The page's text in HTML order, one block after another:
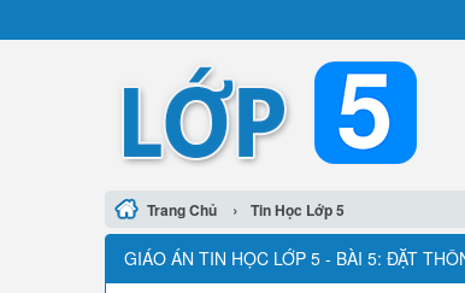
Trang Chủ › Tin Học Lớp 5
GIÁO ÁN TIN HỌC LỚP 5 - BÀI 5: ĐẶT